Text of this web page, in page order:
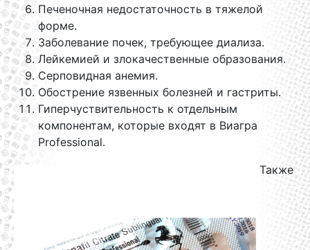
Печеночная недостаточность в тяжелой
форме.
Заболевание почек, требующее диализа.
Лейкемией и злокачественные образования.
Серповидная анемия.
Обострение язвенных болезней и гастриты.
Гиперчуствительность к отдельным
компонентам, которые входят в Виагра
Professional.
Также